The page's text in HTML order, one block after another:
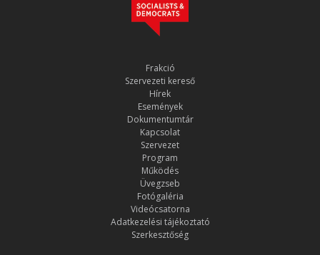
Frakció
Szervezeti kereső
Hírek
Események
Dokumentumtár
Kapcsolat
Szervezet
Program
Működés
Üvegzseb
Fotógaléria
Videócsatorna
Adatkezelési tájékoztató
Szerkesztőség